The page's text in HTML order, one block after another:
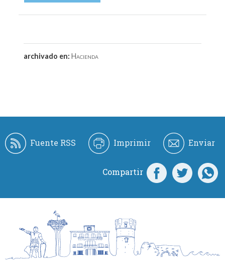
archivado en:Hacienda
Fuente RSS Imprimir Enviar
Compartir